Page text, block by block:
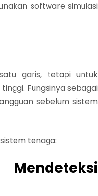
software simulasi
garis, tetapi untuk
Fungsinya sebagai
sebelum sistem
tenaga: